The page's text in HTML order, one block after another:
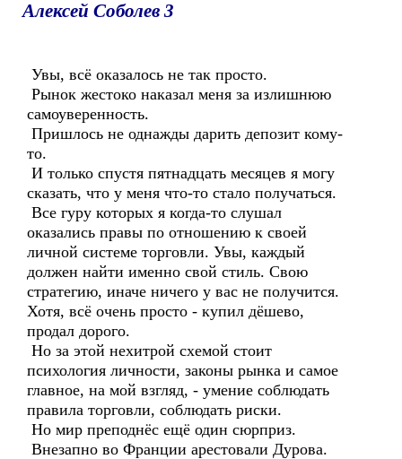
Алексей Соболев 3
Увы, всё оказалось не так просто.
Рынок жестоко наказал меня за излишнюю
самоуверенность.
Пришлось не однажды дарить депозит кому-
то.
И только спустя пятнадцать месяцев я могу
сказать, что у меня что-то стало получаться.
Все гуру которых я когда-то слушал
оказались правы по отношению к своей
личной системе торговли. Увы, каждый
должен найти именно свой стиль. Свою
стратегию, иначе ничего у вас не получится.
Хотя, всё очень просто - купил дёшево,
продал дорого.
Но за этой нехитрой схемой стоит
психология личности, законы рынка и самое
главное, на мой взгляд, - умение соблюдать
правила торговли, соблюдать риски.
Но мир преподнёс ещё один сюрприз.
Внезапно во Франции арестовали Дурова.